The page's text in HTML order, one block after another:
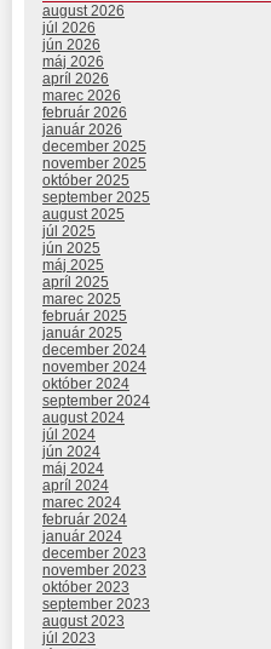
august 2026
júl 2026
jún 2026
máj 2026
apríl 2026
marec 2026
február 2026
január 2026
december 2025
november 2025
október 2025
september 2025
august 2025
júl 2025
jún 2025
máj 2025
apríl 2025
marec 2025
február 2025
január 2025
december 2024
november 2024
október 2024
september 2024
august 2024
júl 2024
jún 2024
máj 2024
apríl 2024
marec 2024
február 2024
január 2024
december 2023
november 2023
október 2023
september 2023
august 2023
júl 2023